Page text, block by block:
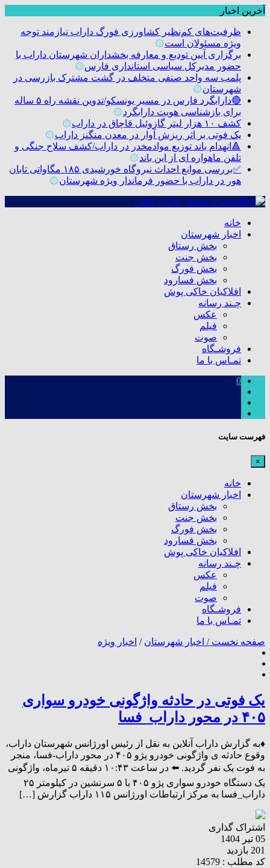
آخرین اخبار
ظرفیت‌های کم‌نظیر کشاورزی فورگ داراب نیازمند توجه
ویژه مسئولان است۞
برگزاری آیین تودیع و معارفه بخشداران شهرستان داراب با
حضور مدیرکل سیاسی استانداری فارس۞
پلمب سه واحد صنفی متخلف در گشت مشترک بازرسی در
شهرستان۞
🔴دارابگرد فارس در مسیر یونسکو/تدوین نقشه راه ۵ ساله
برای بازشناسی هویت دارابگرد۞
کشف ۱۰ هزار لیتر گازوئیل قاچاق در داراب
۞
یک فوتی بر اثر ریزش آوار در معدن منگنز داراب۞
🔺انهدام باند توزیع موادمخدر در داراب/کشف سلاح جنگی و
تلفن ماهواره ای از این باند۞
✅بررسی موانع احداث نیروگاه خورشیدی ۱۸۵ مگاواتی تابان
هور در داراب با حضور فرماندار ویژه شهرستان۞
خانه
اخبار شهرستان
بخش رستاق
بخش جنت
بخش فورگ
بخش فسارود
افلاکیان خاکی پوش
چـند رسانه
عکس
فیلم
صوت
فروشـگاه
تمـاس با ما
0
فهرست سایت
×
خانه
اخبار شهرستان
بخش رستاق
بخش جنت
بخش فورگ
بخش فسارود
افلاکیان خاکی پوش
چـند رسانه
عکس
فیلم
صوت
فروشـگاه
تمـاس با ما
صفحه نخست / اخبار شهرستان / اخبار ویژه
یک فوتی در حادثه واژگونی خودرو سواری
۴۰۵ در محور داراب_فسا
♦️به گزارش داراب آنلاین به نقل از رئیس اورژانس شهرستان داراب،
وقوع حادثه ی واژگونی خودرو پژو ۴۰۵ در محور داراب-فسا، منجر
به فوت یک نفر گردید. ⬅️ در ساعت ۱۰:۴۳ دقیقه ۵ تیرماه، واژگونی
یک دستگاه خودرو سواری پژو ۴۰۵ با ۵ سرنشین در کیلومتر ۲۵
داراب_فسا به مرکز ارتباطات اورژانس ۱۱۵ داراب گزارش […]
اشتراک گذاری
05 تیر 1404
201 بازدید
کد مطلب : 14579